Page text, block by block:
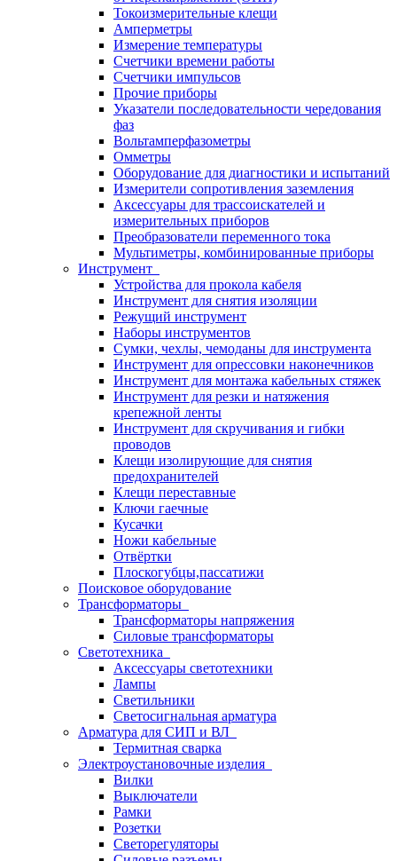
Токоизмерительные клещи
Амперметры
Измерение температуры
Счетчики времени работы
Счетчики импульсов
Прочие приборы
Указатели последовательности чередования
фаз
Вольтамперфазометры
Омметры
Оборудование для диагностики и испытаний
Измерители сопротивления заземления
Аксессуары для трассоискателей и
измерительных приборов
Преобразователи переменного тока
Мультиметры, комбинированные приборы
Инструмент
Устройства для прокола кабеля
Инструмент для снятия изоляции
Режущий инструмент
Наборы инструментов
Сумки, чехлы, чемоданы для инструмента
Инструмент для опрессовки наконечников
Инструмент для монтажа кабельных стяжек
Инструмент для резки и натяжения
крепежной ленты
Инструмент для скручивания и гибки
проводов
Клещи изолирующие для снятия
предохранителей
Клещи переставные
Ключи гаечные
Кусачки
Ножи кабельные
Отвёртки
Плоскогубцы,пассатижи
Поисковое оборудование
Трансформаторы
Трансформаторы напряжения
Силовые трансформаторы
Светотехника
Аксессуары светотехники
Лампы
Светильники
Светосигнальная арматура
Арматура для СИП и ВЛ
Термитная сварка
Электроустановочные изделия
Вилки
Выключатели
Рамки
Розетки
Светорегуляторы